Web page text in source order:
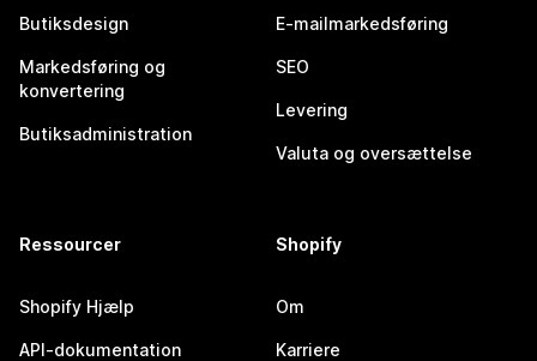
Butiksdesign
Markedsføring og
konvertering
Butiksadministration
E-mailmarkedsføring
SEO
Levering
Valuta og oversættelse
Ressourcer
Shopify Hjælp
API-dokumentation
Shopify
Om
Karriere